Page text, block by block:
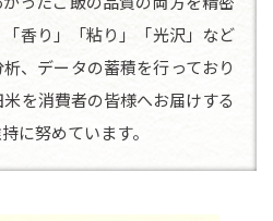
香り」「粘り」「光沢」など
、データの蓄積を行っており
を消費者の皆様へお届けする
に努めています。